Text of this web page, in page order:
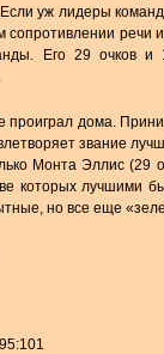
уж лидеры
сопротивлении
Его 29 очков и
проиграл дома.
звание
Монта Эллис
которых лучшими
но все еще